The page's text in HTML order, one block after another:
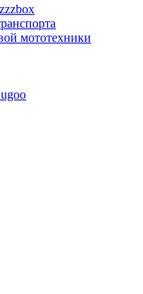
мототехники